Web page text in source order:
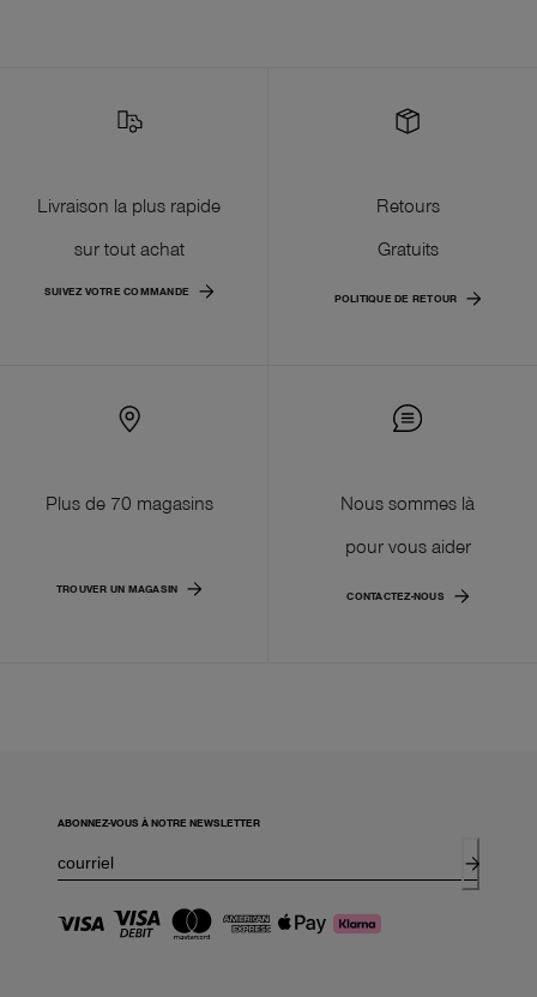
Livraison la plus rapide
sur tout achat
SUIVEZ VOTRE COMMANDE
Retours
Gratuits
POLITIQUE DE RETOUR
Plus de 70 magasins
TROUVER UN MAGASIN
Nous sommes là
pour vous aider
CONTACTEZ-NOUS
ABONNEZ-VOUS À NOTRE NEWSLETTER